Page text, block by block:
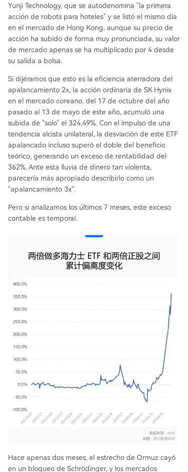
Yunji Technology, que se autodenomina "la primera
acción de robots para hoteles" y se listó el mismo día
en el mercado de Hong Kong, aunque su precio de
acción ha subido de forma muy pronunciada, su valor
de mercado apenas se ha multiplicado por 4 desde
su salida a bolsa.
Si dijéramos que esto es la eficiencia aterradora del
apalancamiento 2x, la acción ordinaria de SK Hynix
en el mercado coreano, del 17 de octubre del año
pasado al 13 de mayo de este año, acumuló una
subida de "solo" el 324,49%. Con el impulso de una
tendencia alcista unilateral, la desviación de este ETF
apalancado incluso superó el doble del beneficio
teórico, generando un exceso de rentabilidad del
362%. Ante esta lluvia de dinero tan violenta,
parecería más apropiado describirlo como un
"apalancamiento 3x".
Pero si analizamos los últimos 7 meses, este exceso
contable es temporal.
Hace apenas dos meses, el estrecho de Ormuz cayó
en un bloqueo de Schrödinger, y los mercados